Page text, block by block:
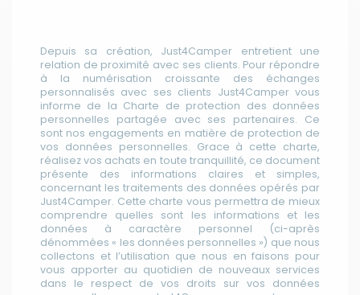
Depuis sa création, Just4Camper entretient une
relation de proximité avec ses clients. Pour répondre
à la numérisation croissante des échanges
personnalisés avec ses clients Just4Camper vous
informe de la Charte de protection des données
personnelles partagée avec ses partenaires. Ce
sont nos engagements en matière de protection de
vos données personnelles. Grace à cette charte,
réalisez vos achats en toute tranquillité, ce document
présente des informations claires et simples,
concernant les traitements des données opérés par
Just4Camper. Cette charte vous permettra de mieux
comprendre quelles sont les informations et les
données à caractère personnel (ci-après
dénommées « les données personnelles ») que nous
collectons et l’utilisation que nous en faisons pour
vous apporter au quotidien de nouveaux services
dans le respect de vos droits sur vos données